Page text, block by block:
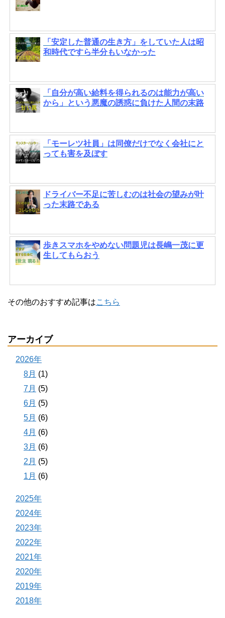
「安定した普通の生き方」をしていた人は昭
和時代ですら半分もいなかった
「自分が高い給料を得られるのは能力が高い
から」という悪魔の誘惑に負けた人間の末路
「モーレツ社員」は同僚だけでなく会社にと
っても害を及ぼす
ドライバー不足に苦しむのは社会の望みが叶
った末路である
歩きスマホをやめない問題児は長嶋一茂に更
生してもらおう
その他のおすすめ記事はこちら
アーカイブ
2026年
8月 (1)
7月 (5)
6月 (5)
5月 (6)
4月 (6)
3月 (6)
2月 (5)
1月 (6)
2025年
2024年
2023年
2022年
2021年
2020年
2019年
2018年